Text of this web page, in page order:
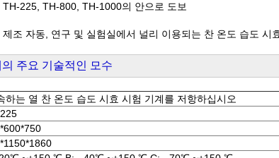
225, TH-800, TH-1000의 안으로 도보
조 자동, 연구 및 실험실에서 널리 이용되는 찬 온도 습도 시
주요 기술적인 모수
하는 열 찬 온도 습도 시효 시험 기계를 저항하십시오